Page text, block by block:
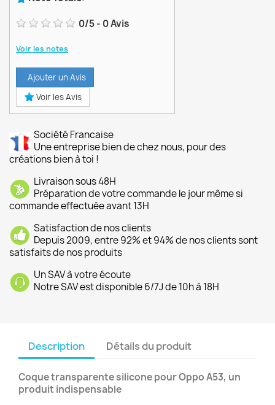
0/5- 0Avis
Voir les notes
Ajouter un Avis
Voir les Avis
Société Francaise
Une entreprise bien de chez nous, pour des
créations bien à toi !
Livraison sous 48H
Préparation de votre commande le jour même si
commande effectuée avant 13H
Satisfaction de nos clients
Depuis 2009, entre 92% et 94% de nos clients sont
satisfaits de nos produits
Un SAV à votre écoute
Notre SAV est disponible 6/7J de 10h à 18H
Description Détails du produit
Coque transparente silicone pour Oppo A53, un
produit indispensable